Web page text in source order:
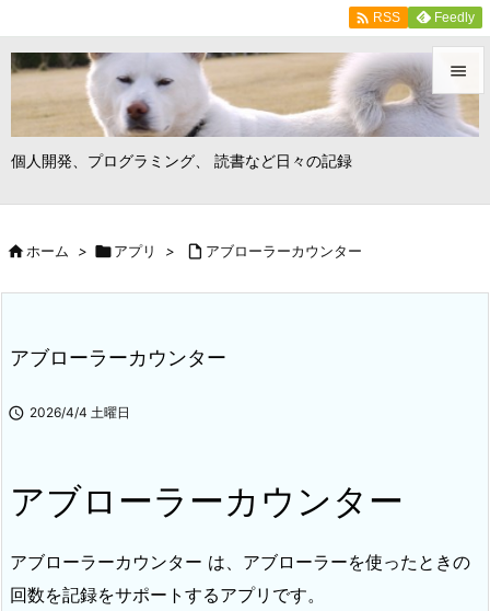
個人開発、プログラミング、 読書など日々の記録


メニュ
 RSS Feedly
ホーム > アプリ >  アブローラーカウンター
アブローラーカウンター
 2026/4/4 土曜日
アブローラーカウンター
アブローラーカウンター は、アブローラーを使ったときの
回数を記録をサポートするアプリです。